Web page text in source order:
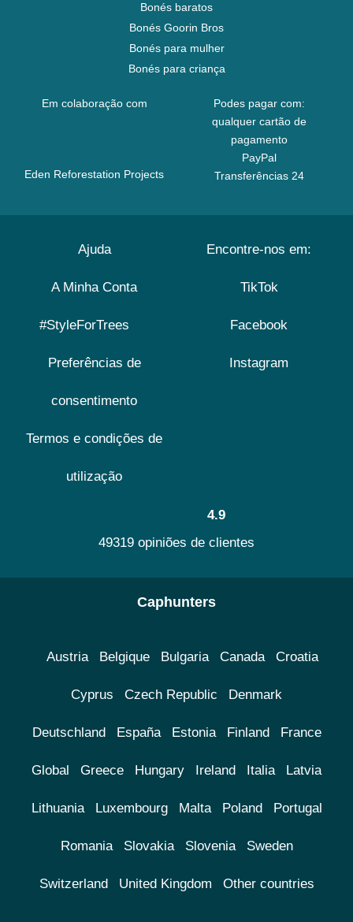
Bonés baratos
Bonés Goorin Bros
Bonés para mulher
Bonés para criança
Em colaboração com
Eden Reforestation Projects
Podes pagar com:
qualquer cartão de
pagamento
PayPal
Transferências 24
Ajuda
A Minha Conta
#StyleForTrees
Preferências de
consentimento
Termos e condições de
utilização
Encontre-nos em:
TikTok
Facebook
Instagram
4.9
49319 opiniões de clientes
Caphunters
Austria Belgique Bulgaria Canada Croatia
Cyprus Czech Republic Denmark
Deutschland España Estonia Finland France
Global Greece Hungary Ireland Italia Latvia
Lithuania Luxembourg Malta Poland Portugal
Romania Slovakia Slovenia Sweden
Switzerland United Kingdom Other countries